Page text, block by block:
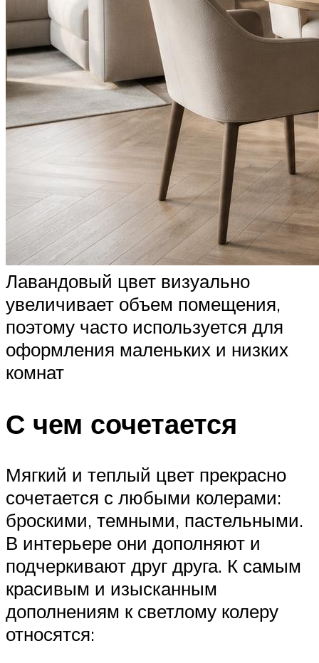
Лавандовый цвет визуально
увеличивает объем помещения,
поэтому часто используется для
оформления маленьких и низких
комнат
С чем сочетается
Мягкий и теплый цвет прекрасно
сочетается с любыми колерами:
броскими, темными, пастельными.
В интерьере они дополняют и
подчеркивают друг друга. К самым
красивым и изысканным
дополнениям к светлому колеру
относятся: